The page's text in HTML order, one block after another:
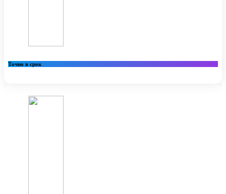
Точно в срок